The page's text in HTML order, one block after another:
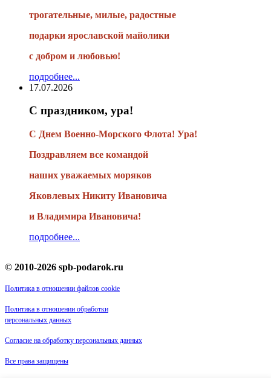
трогательные, милые, радостные
подарки ярославской майолики
с добром и любовью!
подробнее...
17.07.2026
С праздником, ура!
С Днем Военно-Морского Флота! Ура!
Поздравляем все командой
наших уважаемых моряков
Яковлевых Никиту Ивановича
и Владимира Ивановича!
подробнее...
© 2010-2026 spb-podarok.ru
Политика в отношении файлов cookie
Политика в отношении обработки
персональных данных
Согласие на обработку персональных данных
Все права защищены